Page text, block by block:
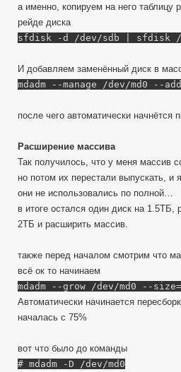
а именно, копируем на него
рейде диска
sfdisk -d /dev/sdb | sfdisk /
И добавляем заменённый диск в
mdadm --manage /dev/md0 --
после чего автоматически начнётся
Расширение массива
Так получилось, что у меня массив
но потом их перестали выпускать,
они не использовались по полной…
в итоге остался один диск на 1.5ТБ,
2ТБ и расширить массив.
также перед началом смотрим что
всё ок то начинаем
mdadm --grow /dev/md0 --
Автоматически начинается
началась с 75%
вот что было до команды
# mdadm -D /dev/md0